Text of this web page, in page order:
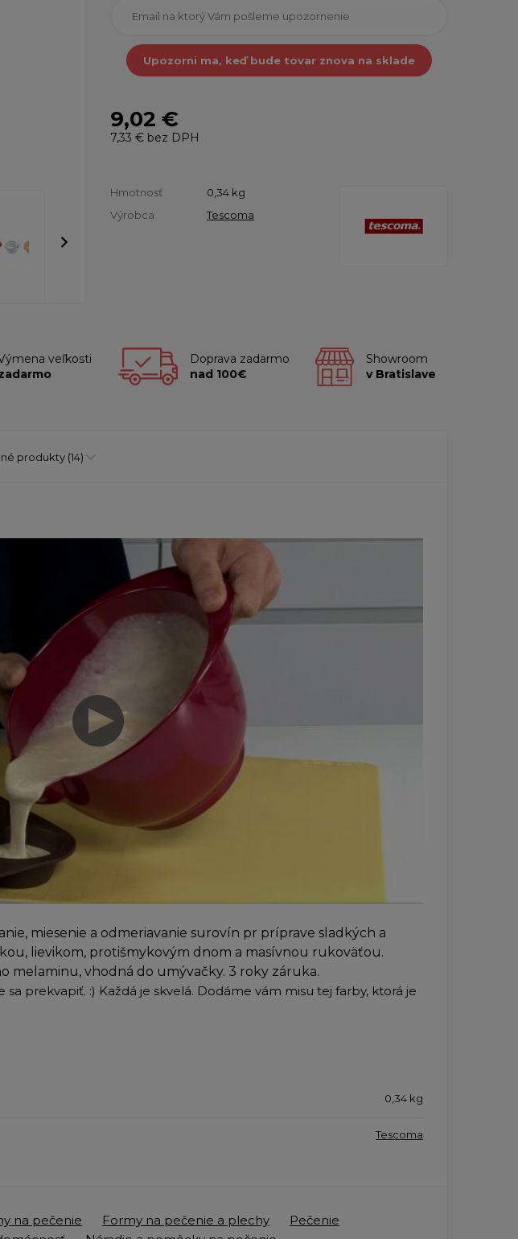
Upozorni ma, keď bude tovar znova na sklade
9,02 €
7,33 € bez DPH
Hmotnosť 0,34 kg
Výrobca
Tescoma
veľkosti
Doprava zadarmo
nad 100€
Showroom
v Bratislave
produkty (14)
miesenie a odmeriavanie surovín pr príprave sladkých a
lievikom, protišmykovým dnom a masívnou rukoväťou.
melaminu, vhodná do umývačky. 3 roky záruka.
prekvapiť. :) Každá je skvelá. Dodáme vám misu tej farby, ktorá je
0,34 kg
Tescoma
na pečenie Formy na pečenie a plechy
Pečenie